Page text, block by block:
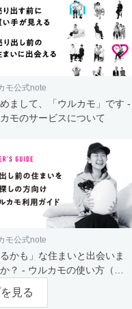
モ公式note
まして、「ウルカモ」です -
モのサービスについて
モ公式note
るかも」な住まいと出会いま
？ - ウルカモの使い方（買
向け）
見る